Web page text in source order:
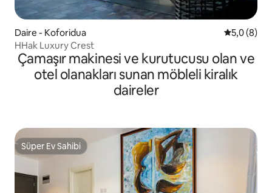
Daire - Koforidua 55,0 (8)
HHak Luxury Crest
Çamaşır makinesi ve kurutucusu olan ve
otel olanakları sunan möbleli kiralık
daireler
Süper Ev Sahibi
Süper Ev Sahibi